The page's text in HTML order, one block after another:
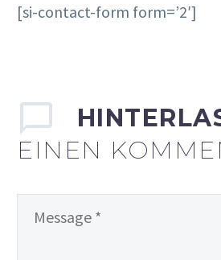
[si-contact-form form=’2′]
EINEN